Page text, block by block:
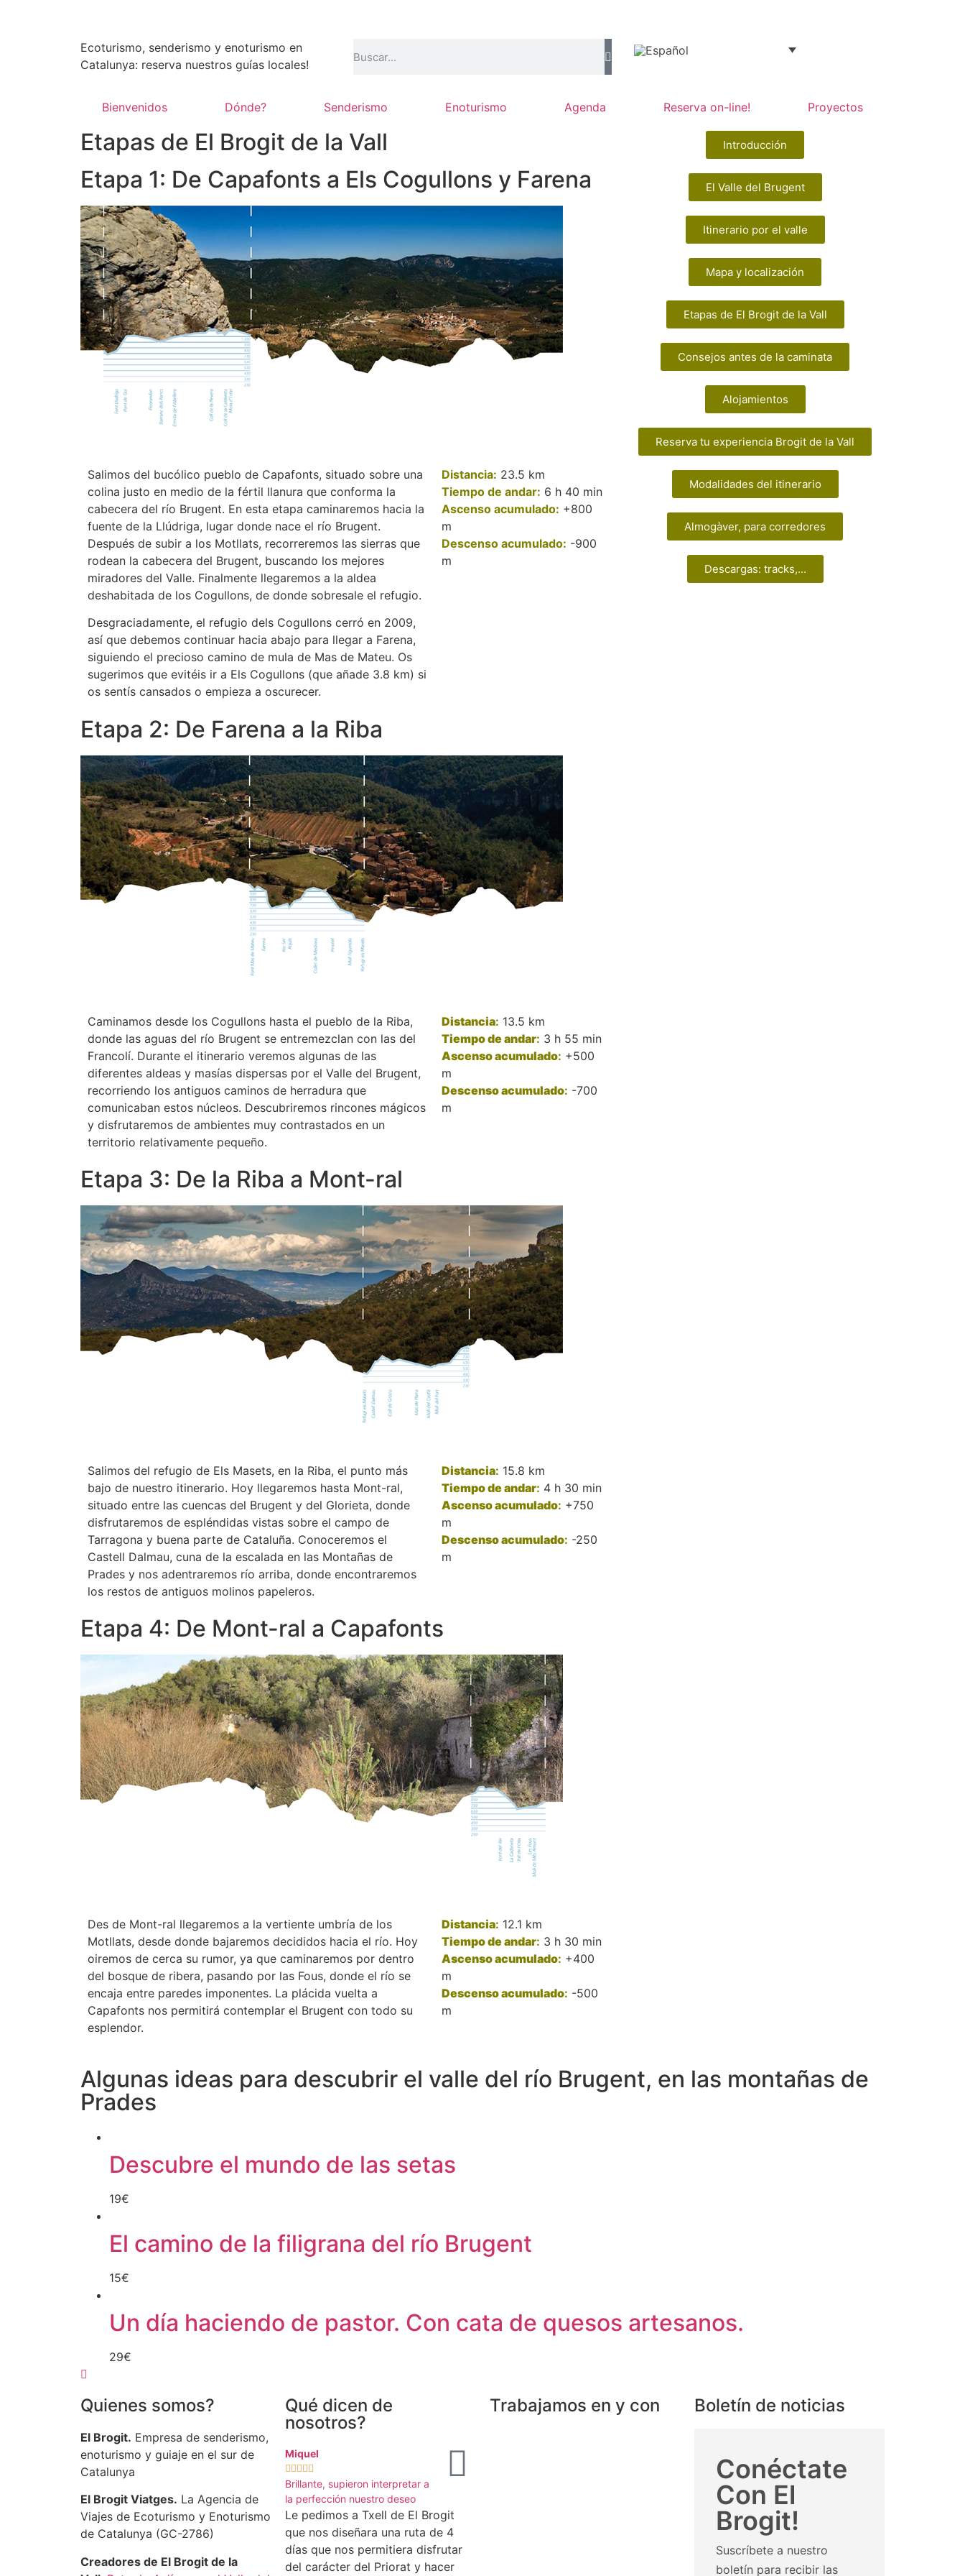
Ecoturismo, senderismo y enoturismo en
Catalunya: reserva nuestros guías locales!
Bienvenidos Dónde? Senderismo Enoturismo Agenda Reserva on-line! Proyectos
Etapas de El Brogit de la Vall
Etapa 1: De Capafonts a Els Cogullons y Farena
Salimos del bucólico pueblo de Capafonts, situado sobre una
colina justo en medio de la fértil llanura que conforma la
cabecera del río Brugent. En esta etapa caminaremos hacia la
fuente de la Llúdriga, lugar donde nace el río Brugent.
Después de subir a los Motllats, recorreremos las sierras que
rodean la cabecera del Brugent, buscando los mejores
miradores del Valle. Finalmente llegaremos a la aldea
deshabitada de los Cogullons, de donde sobresale el refugio.
Desgraciadamente, el refugio dels Cogullons cerró en 2009,
así que debemos continuar hacia abajo para llegar a Farena,
siguiendo el precioso camino de mula de Mas de Mateu. Os
sugerimos que evitéis ir a Els Cogullons (que añade 3.8 km) si
os sentís cansados o empieza a oscurecer.
Distancia: 23.5 km
Tiempo de andar: 6 h 40 min
Ascenso acumulado: +800
m
Descenso acumulado: -900
m
Etapa 2: De Farena a la Riba
Caminamos desde los Cogullons hasta el pueblo de la Riba,
donde las aguas del río Brugent se entremezclan con las del
Francolí. Durante el itinerario veremos algunas de las
diferentes aldeas y masías dispersas por el Valle del Brugent,
recorriendo los antiguos caminos de herradura que
comunicaban estos núcleos. Descubriremos rincones mágicos
y disfrutaremos de ambientes muy contrastados en un
territorio relativamente pequeño.
Distancia: 13.5 km
Tiempo de andar: 3 h 55 min
Ascenso acumulado: +500
m
Descenso acumulado: -700
m
Etapa 3: De la Riba a Mont-ral
Salimos del refugio de Els Masets, en la Riba, el punto más
bajo de nuestro itinerario. Hoy llegaremos hasta Mont-ral,
situado entre las cuencas del Brugent y del Glorieta, donde
disfrutaremos de espléndidas vistas sobre el campo de
Tarragona y buena parte de Cataluña. Conoceremos el
Castell Dalmau, cuna de la escalada en las Montañas de
Prades y nos adentraremos río arriba, donde encontraremos
los restos de antiguos molinos papeleros.
Distancia: 15.8 km
Tiempo de andar: 4 h 30 min
Ascenso acumulado: +750
m
Descenso acumulado: -250
m
Etapa 4: De Mont-ral a Capafonts
Des de Mont-ral llegaremos a la vertiente umbría de los
Motllats, desde donde bajaremos decididos hacia el río. Hoy
oiremos de cerca su rumor, ya que caminaremos por dentro
del bosque de ribera, pasando por las Fous, donde el río se
encaja entre paredes imponentes. La plácida vuelta a
Capafonts nos permitirá contemplar el Brugent con todo su
esplendor.
Distancia: 12.1 km
Tiempo de andar: 3 h 30 min
Ascenso acumulado: +400
m
Descenso acumulado: -500
m
Introducción
El Valle del Brugent
Itinerario por el valle
Mapa y localización
Etapas de El Brogit de la Vall
Consejos antes de la caminata
Alojamientos
Reserva tu experiencia Brogit de la Vall
Modalidades del itinerario
Almogàver, para corredores
Descargas: tracks,...
Algunas ideas para descubrir el valle del río Brugent, en las montañas de
Prades
Descubre el mundo de las setas
19€
El camino de la filigrana del río Brugent
15€
Un día haciendo de pastor. Con cata de quesos artesanos.
29€
Quienes somos?
El Brogit. Empresa de senderismo,
enoturismo y guiaje en el sur de
Catalunya
El Brogit Viatges. La Agencia de
Viajes de Ecoturismo y Enoturismo
de Catalunya (GC-2786)
Creadores de El Brogit de la
Qué dicen de
nosotros?
Miquel
    
Brillante, supieron interpretar a
la perfección nuestro deseo
Le pedimos a Txell de El Brogit
que nos diseñara una ruta de 4
días que nos permitiera disfrutar
del carácter del Priorat y hacer
Una experiencia genial!
Fuimos un grupo de amigos y nos
lo pasamos genial. Nuestra guía,
Meritxell, es toda una experta en
lo relativo al territorio a demás ser
una persona entrañable y
Trabajamos en y con Boletín de noticias
Conéctate
Con El
Brogit!
Suscríbete a nuestro
boletín para recibir las